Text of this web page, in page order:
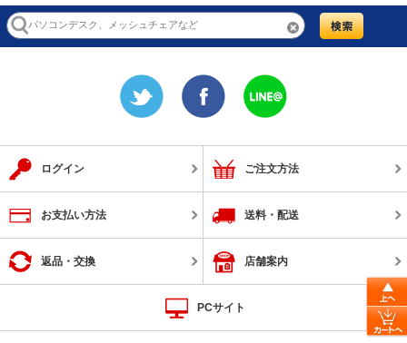
ログイン ご注文方法
お支払い方法 送料・配送
返品・交換 店舗案内
PCサイト